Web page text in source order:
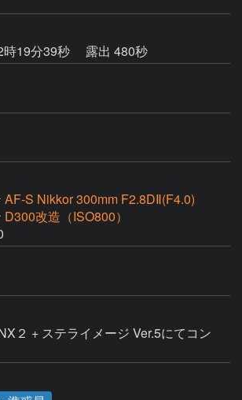
19分39秒
露出 480秒
AF-S Nikkor 300mm F2.8DⅡ(F4.0)
D300改造（ISO800）
２ + ステライメージ Ver.5にてコン